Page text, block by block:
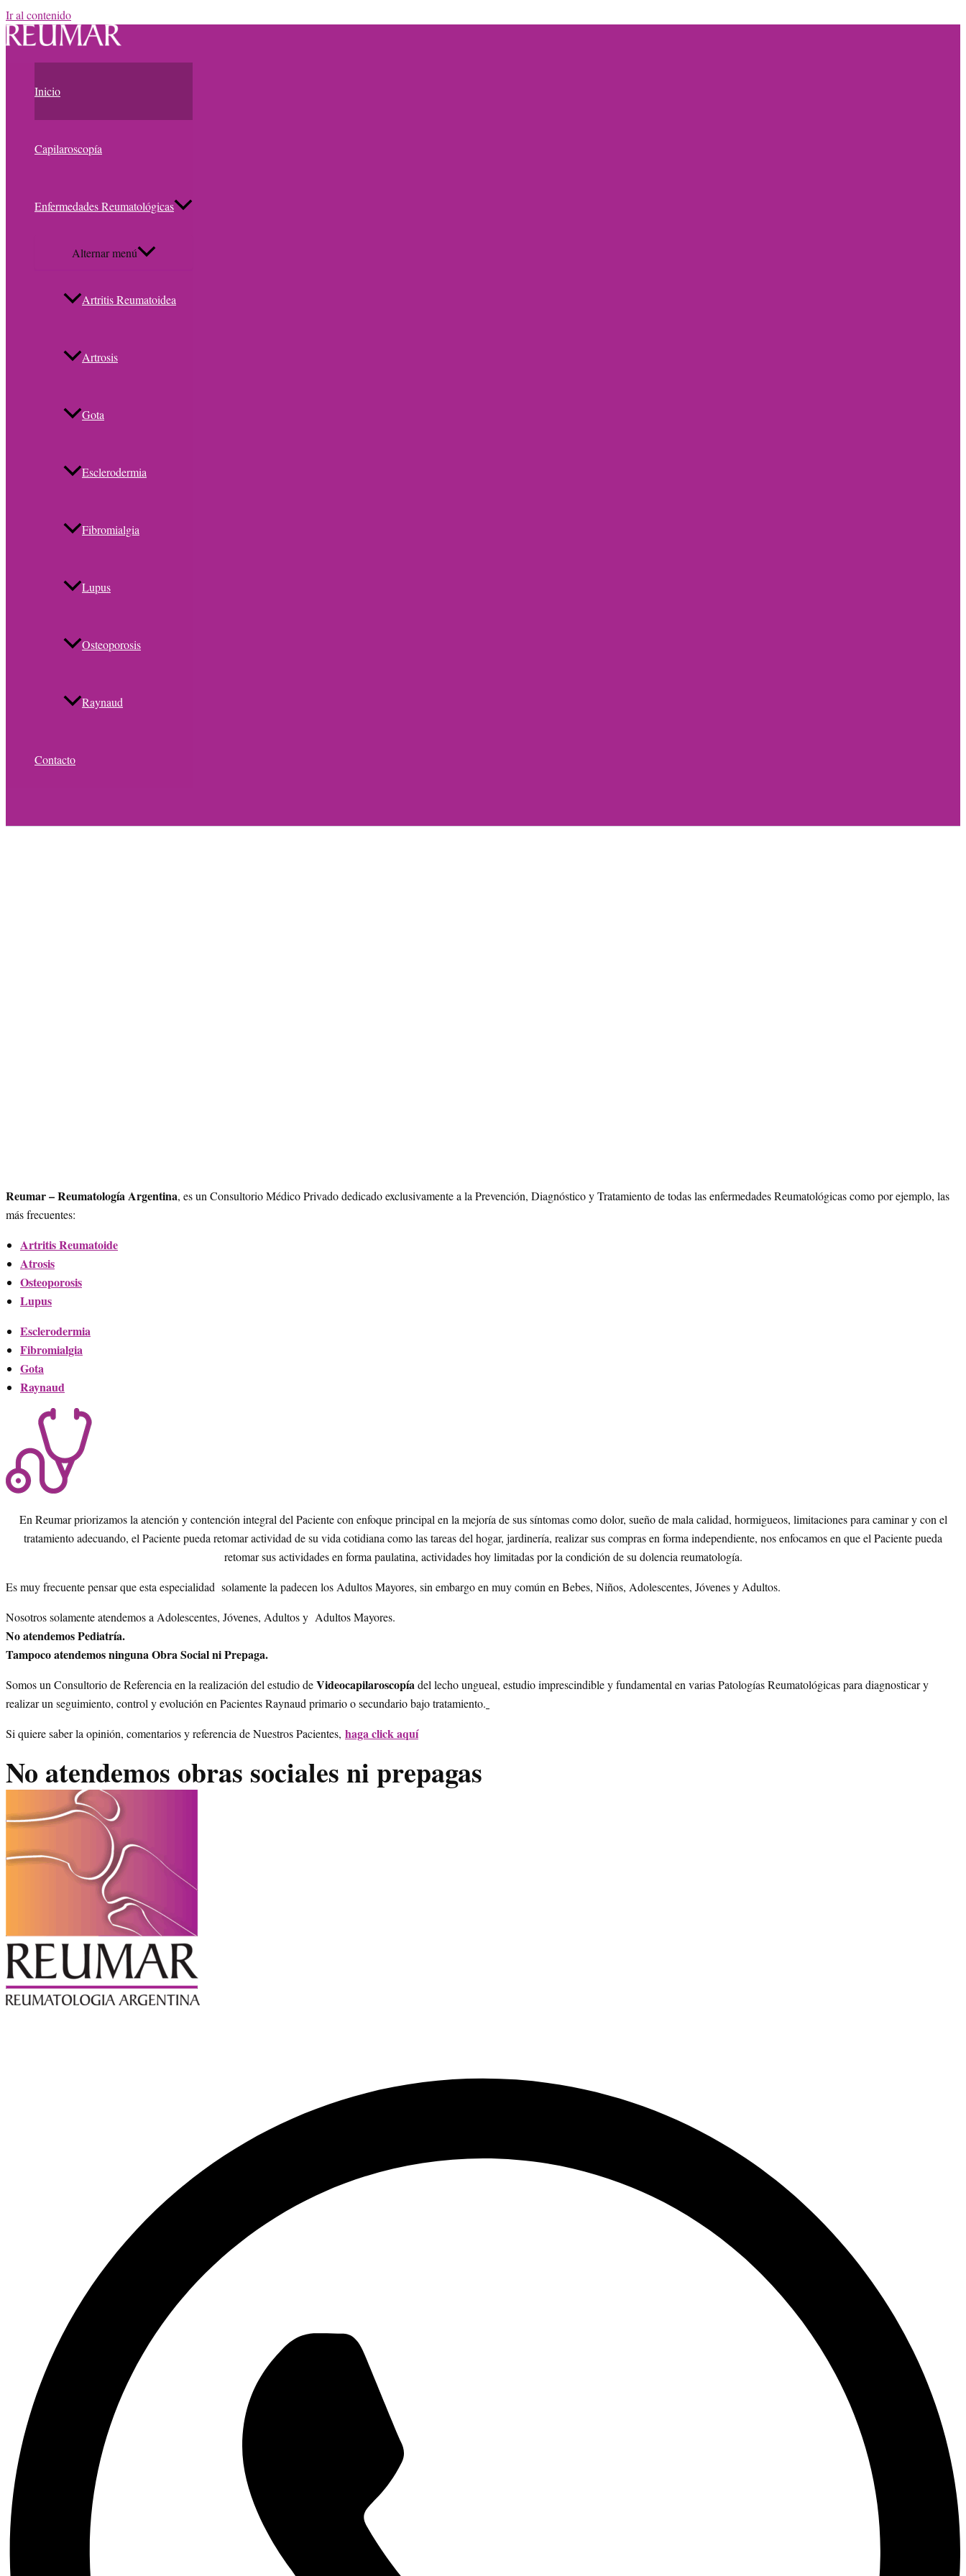
Ir al contenido
Inicio
Capilaroscopía
Enfermedades Reumatológicas
Alternar menú
Artritis Reumatoidea
Artrosis
Gota
Esclerodermia
Fibromialgia
Lupus
Osteoporosis
Raynaud
Contacto
Reumar – Reumatología Argentina, es un Consultorio Médico Privado dedicado exclusivamente a la Prevención, Diagnóstico y Tratamiento de todas las enfermedades Reumatológicas como por ejemplo, las
más frecuentes:
Artritis Reumatoide
Atrosis
Osteoporosis
Lupus
Esclerodermia
Fibromialgia
Gota
Raynaud
En Reumar priorizamos la atención y contención integral del Paciente con enfoque principal en la mejoría de sus síntomas como dolor, sueño de mala calidad, hormigueos, limitaciones para caminar y con el
tratamiento adecuando, el Paciente pueda retomar actividad de su vida cotidiana como las tareas del hogar, jardinería, realizar sus compras en forma independiente, nos enfocamos en que el Paciente pueda
retomar sus actividades en forma paulatina, actividades hoy limitadas por la condición de su dolencia reumatología.
Es muy frecuente pensar que esta especialidad solamente la padecen los Adultos Mayores, sin embargo en muy común en Bebes, Niños, Adolescentes, Jóvenes y Adultos.
Nosotros solamente atendemos a Adolescentes, Jóvenes, Adultos y Adultos Mayores.
No atendemos Pediatría.
Tampoco atendemos ninguna Obra Social ni Prepaga.
Somos un Consultorio de Referencia en la realización del estudio deVideocapilaroscopíadel lecho ungueal, estudio imprescindible y fundamental en varias Patologías Reumatológicas para diagnosticar y
realizar un seguimiento, control y evolución en Pacientes Raynaud primario o secundario bajo tratamiento.
Si quiere saber la opinión, comentarios y referencia de Nuestros Pacientes, haga click aquí
No atendemos obras sociales ni prepagas